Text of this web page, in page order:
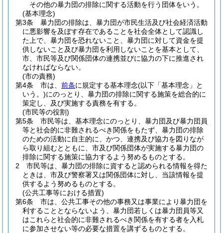
その他の暴力団の排除に関する活動を行う団体をいう。
(基本理念)
第3条
暴力団の排除は、暴力団が市民生活及び社会経済活動
に悪影響を及ぼす存在であることを社会全体として認識し
た上で、暴力団を恐れないこと、暴力団に対して資金を提
供しないこと及び暴力団を利用しないことを基本として、
市、市民等及び関係団体の連携並びに協力の下に推進され
なければならない。
(市の責務)
第4条
市は、 前条に規定する基本理念(以下「基本理念」と
いう。)にのっとり、暴力団の排除に関する施策を総合的に
策定し、及び実施する責務を有する。
(市民等の役割)
第5条
市民等は、基本理念にのっとり、暴力団及び暴力団員
等と社会的に非難されるべき関係をもたず、暴力団の排除
のための活動に自主的に、かつ、連携及び協力を図りなが
ら取り組むとともに、市及び関係団体が実施する暴力団の
排除に関する施策に協力するよう努めるものとする。
2
市民等は、暴力団の排除に資すると認められる情報を得た
ときは、市及び警察署又は関係団体に対し、当該情報を提
供するよう努めるものとする。
(公共工事等における措置)
第6条
市は、公共工事その他の事務又は事業により暴力団を
利することとならないよう、暴力団若しくは暴力団員等又
はこれらと社会的に非難されるべき関係を有する者を入札
に参加させない等の必要な措置を講ずるものとする。